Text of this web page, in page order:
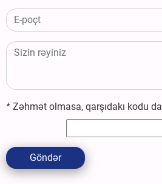
* Zəhmət olmasa, qarşıdakı kodu
Göndər